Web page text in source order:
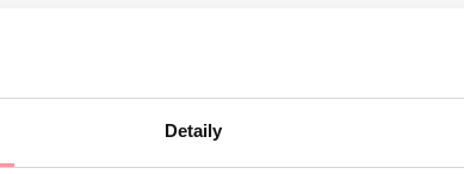
Detaily
obradu
u kojima začeće izostaje unatoč isključivanju ili